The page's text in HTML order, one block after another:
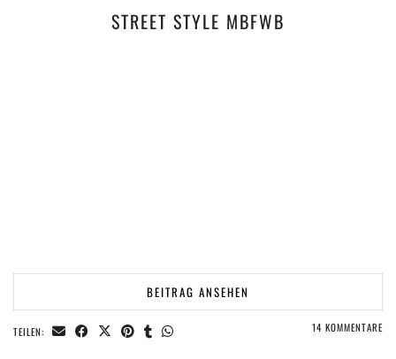
STREET STYLE MBFWB
BEITRAG ANSEHEN
TEILEN: 14 KOMMENTARE